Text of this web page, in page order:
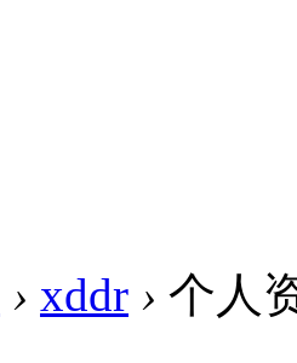
› xddr › 个人